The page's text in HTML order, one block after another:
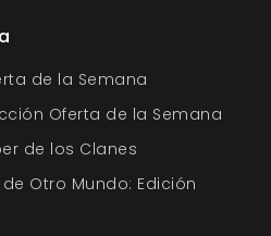
de la Semana
Oferta de la Semana
de los Clanes
Otro Mundo: Edición